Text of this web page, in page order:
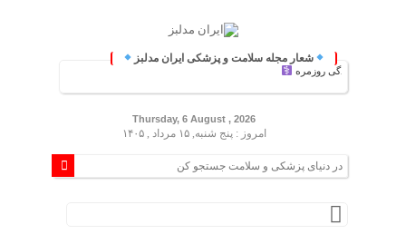
شعار مجله سلامت و پزشکی ایران مدلبز
و زندگی روزمره
Thursday, 6 August , 2026
امروز : پنج شنبه, ۱۵ مرداد , ۱۴۰۵